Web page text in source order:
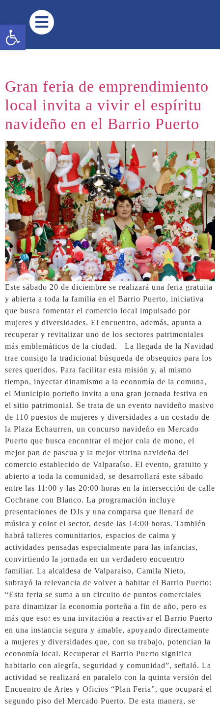
Abrir barra de herramientas
Gran feria de emprendimiento
local invita a vivir el espíritu
navideño en el Barrio Puerto
Este sábado 20 de diciembre se realizará una feria gratuita
y abierta a toda la familia en el Barrio Puerto, iniciativa
que busca fomentar el comercio local impulsado por
mujeres y diversidades. El encuentro, además, apunta a
recuperar y revitalizar uno de los sectores patrimoniales
más emblemáticos de la ciudad. La llegada de la Navidad
trae consigo la tradicional búsqueda de obsequios para los
seres queridos. Para facilitar esta misión y, al mismo
tiempo, inyectar dinamismo a la economía de la comuna,
el Municipio porteño invita a una gran jornada festiva en
el sitio patrimonial. Se trata de un evento navideño masivo
de 110 puestos de mujeres y diversidades a un costado de
la Plaza Echaurren, un concurso navideño en Mercado
Puerto que busca encontrar el mejor cola de mono, el
mejor pan de pascua y la mejor vitrina navideña del
comercio establecido de Valparaíso. El evento, gratuito y
abierto a toda la comunidad, se desarrollará este sábado
entre las 11:00 y las 20:00 horas en la intersección de calle
Cochrane con Blanco. La programación incluye
presentaciones de DJs y una comparsa que llenará de
música y color el sector, desde las 14:00 horas. También
habrá talleres comunitarios, espacios de calma y
actividades pensadas especialmente para las infancias,
convirtiendo la jornada en un verdadero encuentro
familiar. La alcaldesa de Valparaíso, Camila Nieto,
subrayó la relevancia de volver a habitar el Barrio Puerto:
“Esta feria se suma a un circuito de puntos comerciales
para dinamizar la economía porteña a fin de año, pero es
más que eso: es una invitación a reactivar el Barrio Puerto
en una instancia segura y amable, apoyando directamente
a mujeres y diversidades que, con su trabajo, potencian la
economía local. Recuperar el Barrio Puerto significa
habitarlo con alegría, seguridad y comunidad”, señaló. La
actividad se realizará en paralelo con la quinta versión del
Encuentro de Artes y Oficios “Plan Feria”, que ocupará el
segundo piso del Mercado Puerto. De esta manera, se